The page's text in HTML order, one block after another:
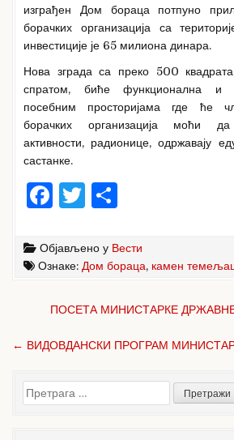
изграђен Дом бораца потпуно
борачких организација са
инвестиције је 65 милиона динара.
Нова зграда са преко 500
спратом, биће функционална и
посебним просторијама где ће
борачких организација моћи да
активности, радионице, одржавају
састанке.
F
c
e
b
o
k
T
it
te
r
ar
e
Објављено у Вести
Ознаке: Дом бораца, камен
Кретање
ПОСЕТА МИНИСТАРКЕ
← ВИДОВДАНСКИ ПРОГРАМ
Претрага
за: